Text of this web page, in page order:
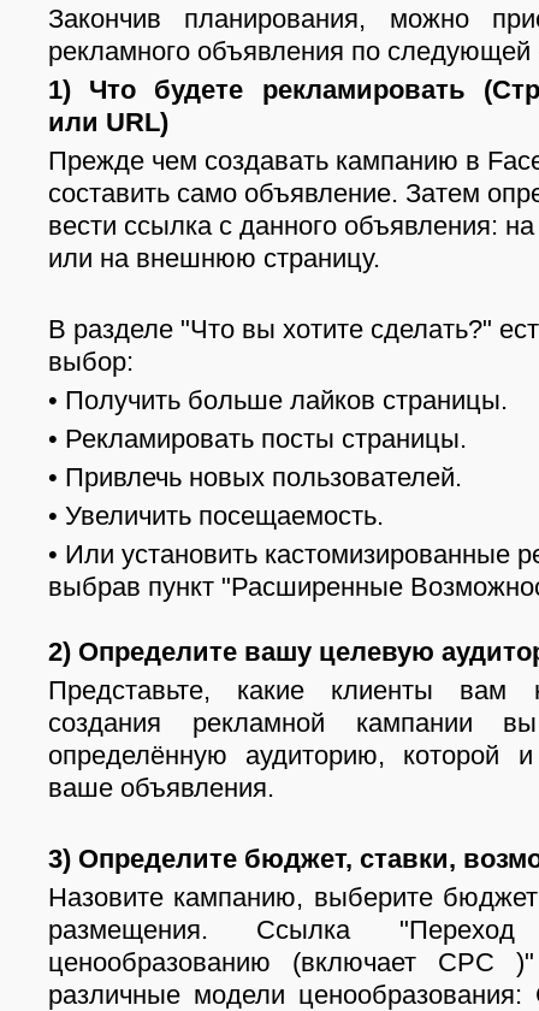
Закончив планирования, можно
рекламного объявления по следующей
1) Что будете рекламировать
или URL)
Прежде чем создавать кампанию в
составить само объявление. Затем
вести ссылка с данного объявления:
или на внешнюю страницу.
В разделе "Что вы хотите сделать?"
выбор:
• Получить больше лайков страницы.
• Рекламировать посты страницы.
• Привлечь новых пользователей.
• Увеличить посещаемость.
• Или установить кастомизированные
выбрав пункт "Расширенные
2) Определите вашу целевую
Представьте, какие клиенты
создания рекламной кампании
определённую аудиторию, которой
ваше объявления.
3) Определите бюджет, ставки,
Назовите кампанию, выберите
размещения. Ссылка
ценообразованию (включает CPC
различные модели